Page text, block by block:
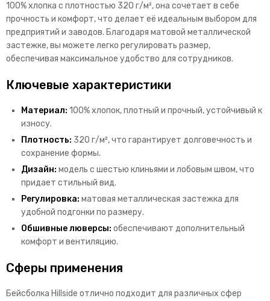
100% хлопка с плотностью 320 г/м², она сочетает в себе
прочность и комфорт, что делает её идеальным выбором для
предприятий и заводов. Благодаря матовой металлической
застежке, вы можете легко регулировать размер,
обеспечивая максимальное удобство для сотрудников.
Ключевые характеристики
Материал: 100% хлопок, плотный и прочный, устойчивый к
износу.
Плотность: 320 г/м², что гарантирует долговечность и
сохранение формы.
Дизайн: модель с шестью клиньями и лобовым швом, что
придает стильный вид.
Регулировка: матовая металлическая застежка для
удобной подгонки по размеру.
Обшивные люверсы: обеспечивают дополнительный
комфорт и вентиляцию.
Сферы применения
Бейсболка Hillside отлично подходит для различных сфер